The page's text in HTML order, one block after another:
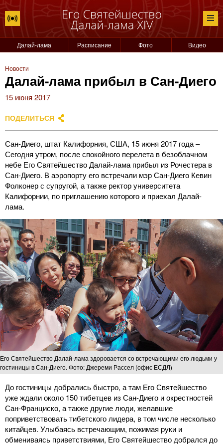
Далай-лама Расписание Фото Видео
Новости
Далай-лама прибыл в Сан-Диего
15 июня 2017
ПОДЕЛИТЬСЯ
Сан-Диего, штат Калифорния, США, 15 июня 2017 года –
Сегодня утром, после спокойного перелета в безоблачном
небе Его Святейшество Далай-лама прибыл из Рочестера в
Сан-Диего. В аэропорту его встречали мэр Сан-Диего Кевин
Фолконер с супругой, а также ректор университета
Калифорнии, по приглашению которого и приехал Далай-
лама.
Его Святейшество Далай-лама здоровается со встречающими его людьми у
гостиницы в Сан-Диего. Фото: Джереми Рассел (офис ЕСДЛ)
До гостиницы добрались быстро, а там Его Святейшество
уже ждали около 150 тибетцев из Сан-Диего и окрестностей
Сан-Франциско, а также другие люди, желавшие
поприветствовать тибетского лидера, в том числе несколько
китайцев. Улыбаясь встречающим, пожимая руки и
обмениваясь приветствиями, Его Святейшество добрался до